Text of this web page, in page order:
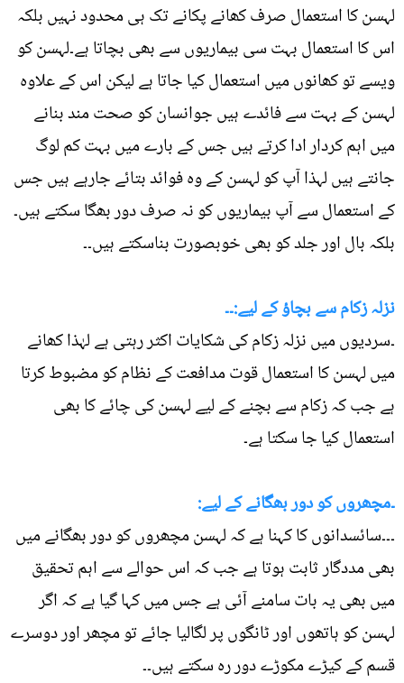
لہسن کا استعمال صرف کھانے پکانے تک ہی محدود نہیں بلکہ
اس کا استعمال بہت سی بیماریوں سے بھی بچاتا ہے۔لہسن کو
ویسے تو کھانوں میں استعمال کیا جاتا ہے لیکن اس کے علاوہ
لہسن کے بہت سے فائدے ہیں جوانسان کو صحت مند بنانے
میں اہم کردار ادا کرتے ہیں جس کے بارے میں بہت کم لوگ
جانتے ہیں لہذا آپ کو لہسن کے وہ فوائد بتائے جارہے ہیں جس
کے استعمال سے آپ بیماریوں کو نہ صرف دور بھگا سکتے ہیں۔
بلکہ بال اور جلد کو بھی خوبصورت بناسکتے ہیں۔۔
نزلہ زکام سے بچاؤ کے لیے:۔۔
۔سردیوں میں نزلہ زکام کی شکایات اکثر رہتی ہے لہٰذا کھانے
میں لہسن کا استعمال قوت مدافعت کے نظام کو مضبوط کرتا
ہے جب کہ زکام سے بچنے کے لیے لہسن کی چائے کا بھی
استعمال کیا جا سکتا ہے۔
۔مچھروں کو دور بھگانے کے لیے:
۔۔۔سائسدانوں کا کہنا ہے کہ لہسن مچھروں کو دور بھگانے میں
بھی مددگار ثابت ہوتا ہے جب کہ اس حوالے سے اہم تحقیق
میں بھی یہ بات سامنے آئی ہے جس میں کہا گیا ہے کہ اگر
لہسن کو ہاتھوں اور ٹانگوں پر لگالیا جائے تو مچھر اور دوسرے
قسم کے کیڑے مکوڑے دور رہ سکتے ہیں۔۔